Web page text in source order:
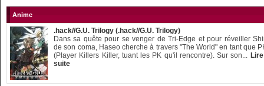
Anime
.hack//G.U. Trilogy (.hack//G.U. Trilogy)
Dans sa quête pour se venger de Tri-Edge et pour réveiller
de son coma, Haseo cherche à travers "The World" en tant que
(Player Killers Killer, tuant les PK qu'il rencontre). Sur son...
suite